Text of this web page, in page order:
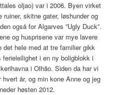
oljao) var i 2006. Byen virket
skitne gater, løshunder og
også for Algarves ”Ugly Duck”.
og husprisene var mye lavere
hele med at tre familier gikk
i en ny boligblokk i
i Olhão. Siden da har vi
år, og min kone Anne og jeg
høsten 2012.